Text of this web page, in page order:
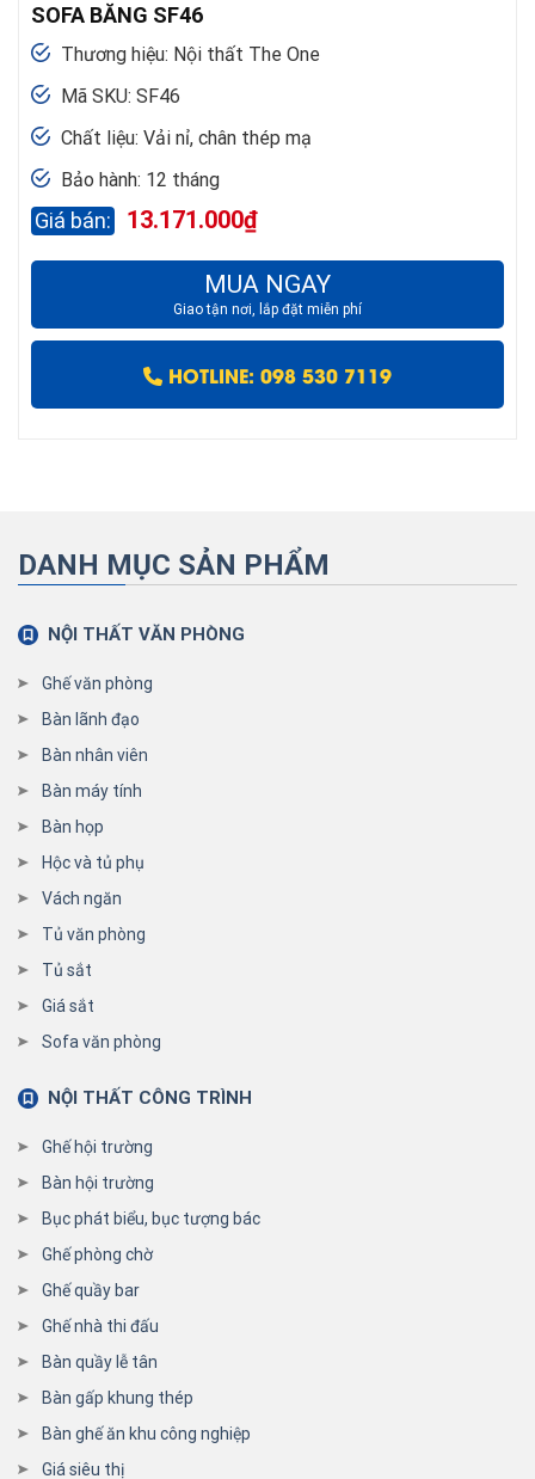
SOFA BĂNG SF46
Thương hiệu: Nội thất The One
Mã SKU: SF46
Chất liệu: Vải nỉ, chân thép mạ
Bảo hành: 12 tháng
13.171.000₫
MUA NGAY
Giao tận nơi, lắp đặt miễn phí
HOTLINE: 098 530 7119
DANH MỤC SẢN PHẨM
NỘI THẤT VĂN PHÒNG
Ghế văn phòng
Bàn lãnh đạo
Bàn nhân viên
Bàn máy tính
Bàn họp
Hộc và tủ phụ
Vách ngăn
Tủ văn phòng
Tủ sắt
Giá sắt
Sofa văn phòng
NỘI THẤT CÔNG TRÌNH
Ghế hội trường
Bàn hội trường
Bục phát biểu, bục tượng bác
Ghế phòng chờ
Ghế quầy bar
Ghế nhà thi đấu
Bàn quầy lễ tân
Bàn gấp khung thép
Bàn ghế ăn khu công nghiệp
Giá siêu thị